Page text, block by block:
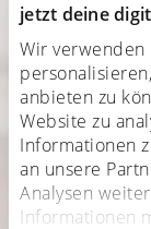
jetzt deine
Wir verwenden
anbieten zu
Website zu
Informationen
an unsere
Analysen
Informationen